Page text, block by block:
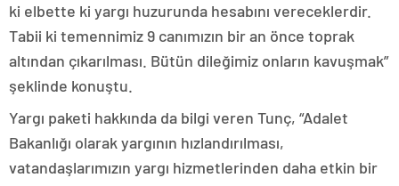
ki elbette ki yargı huzurunda hesabını vereceklerdir.
Tabii ki temennimiz 9 canımızın bir an önce toprak
altından çıkarılması. Bütün dileğimiz onların kavuşmak”
şeklinde konuştu.
Yargı paketi hakkında da bilgi veren Tunç, “Adalet
Bakanlığı olarak yargının hızlandırılması,
vatandaşlarımızın yargı hizmetlerinden daha etkin bir